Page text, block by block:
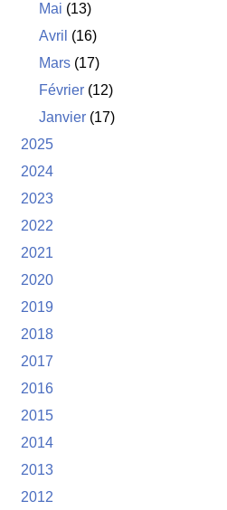
Mai (13)
Avril (16)
Mars (17)
Février (12)
Janvier (17)
2025
2024
2023
2022
2021
2020
2019
2018
2017
2016
2015
2014
2013
2012